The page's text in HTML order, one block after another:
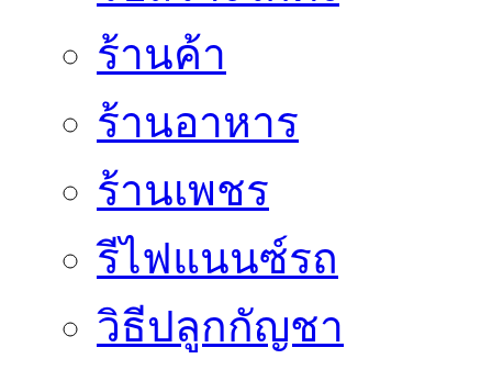
ร้านค้า
ร้านอาหาร
ร้านเพชร
รีไฟแนนซ์รถ
วิธีปลูกกัญชา